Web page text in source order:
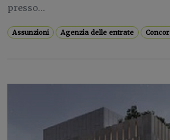
presso...
Assunzioni Agenzia delle entrate